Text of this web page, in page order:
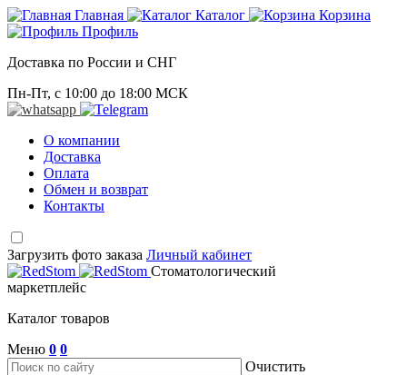
Главная Каталог
Корзина
Профиль
Доставка по России и СНГ
Пн-Пт, с 10:00 до 18:00 МСК
О компании
Доставка
Оплата
Обмен и возврат
Контакты
Загрузить фото заказа Личный кабинет
Стоматологический
маркетплейс
Каталог товаров
Меню 0 0
Очистить